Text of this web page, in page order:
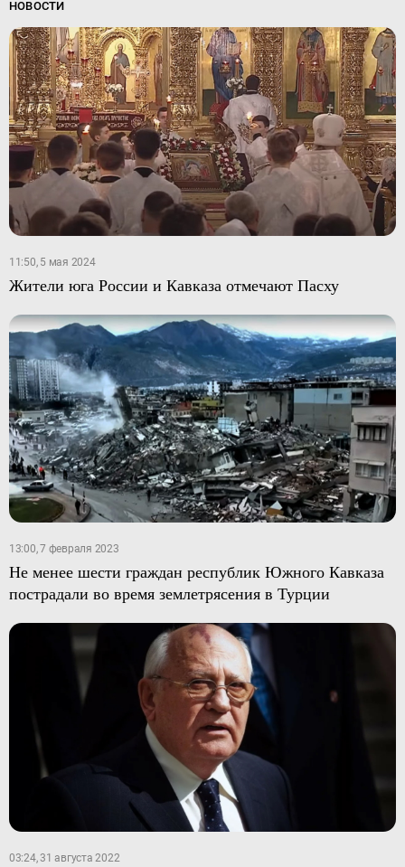
НОВОСТИ
11:50, 5 мая 2024
Жители юга России и Кавказа отмечают Пасху
13:00, 7 февраля 2023
Не менее шести граждан республик Южного Кавказа
пострадали во время землетрясения в Турции
03:24, 31 августа 2022